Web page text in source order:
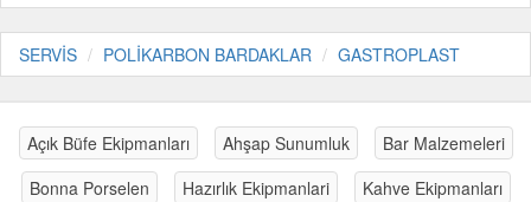
SERVİS POLİKARBON BARDAKLAR GASTROPLAST
Açık Büfe Ekipmanları Ahşap Sunumluk
Bar Malzemeleri
Bonna Porselen
Hazırlık Ekipmanlari Kahve Ekipmanları